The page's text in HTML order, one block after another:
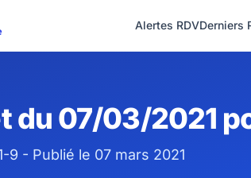
Alertes RDVDerniers
du 07/03/2021
9 - Publié le 07 mars 2021